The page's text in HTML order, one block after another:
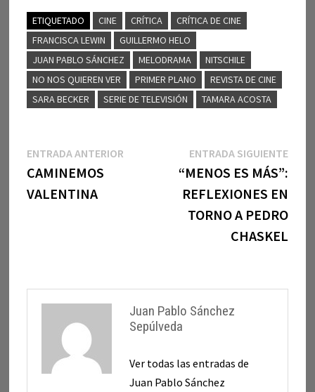
ETIQUETADO CINE CRÍTICA
CRÍTICA DE CINE
FRANCISCA LEWIN
GUILLERMO HELO
JUAN PABLO SÁNCHEZ
MELODRAMA
NITSCHILE
NO NOS QUIEREN VER
PRIMER PLANO
REVISTA DE CINE
SARA BECKER
SERIE DE TELEVISIÓN TAMARA ACOSTA
Navegación
de
ENTRADA ANTERIOREntrada
CAMINEMOS
VALENTINA
ENTRADA SIGUIENTE
“MENOS ES MÁS”:
REFLEXIONES EN
TORNO A PEDRO
CHASKEL
Juan Pablo Sánchez
Sepúlveda
Ver todas las entradas de
Juan Pablo Sánchez